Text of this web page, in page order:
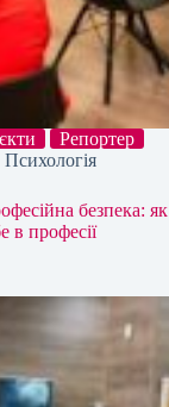
Репортер
Психологія
безпека: як
в професії